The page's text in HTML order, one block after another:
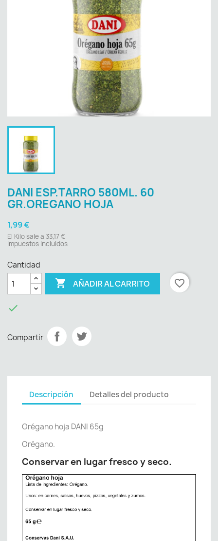
DANI ESP.TARRO 580ML. 60
GR.OREGANO HOJA
1,99 €
El Kilo sale a 33,17 €
Impuestos incluidos
Cantidad
 AÑADIR AL CARRITO favorite_border

Compartir
Descripción Detalles del producto
Orégano hoja DANI 65g
Orégano.
Conservar en lugar fresco y seco.